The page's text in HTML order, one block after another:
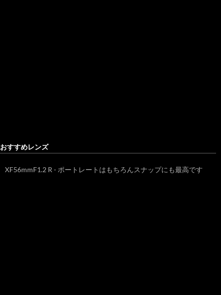
おすすめレンズ
XF56mmF1.2 R - ポートレートはもちろんスナップにも最高です